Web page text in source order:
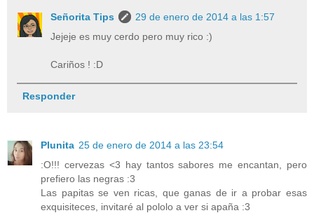
Señorita Tips
29 de enero de 2014 a las 1:57
Jejeje es muy cerdo pero muy rico :)
Cariños ! :D
Responder
Plunita 25 de enero de 2014 a las 23:54
:O!!! cervezas <3 hay tantos sabores me encantan, pero
prefiero las negras :3
Las papitas se ven ricas, que ganas de ir a probar esas
exquisiteces, invitaré al pololo a ver si apaña :3